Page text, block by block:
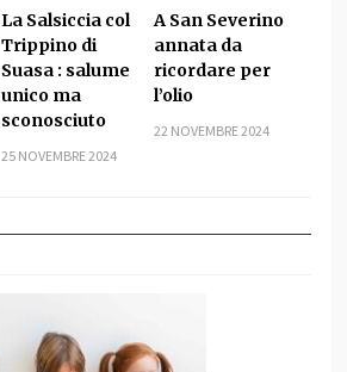
La Salsiccia col
Trippino di
Suasa : salume
unico ma
sconosciuto
25 NOVEMBRE 2024
A San Severino
annata da
ricordare per
l’olio
22 NOVEMBRE 2024